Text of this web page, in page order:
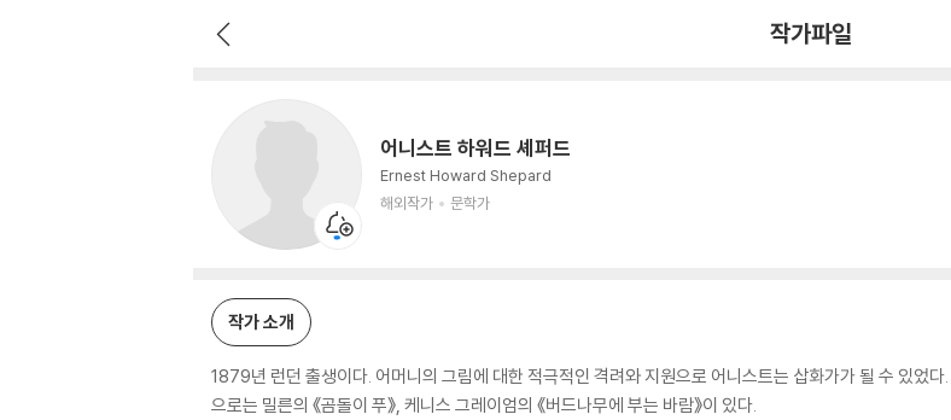
작가파일
어니스트 하워드 셰퍼드
Ernest Howard Shepard
해외작가
문학가
작가 소개
1879년 런던 출생이다. 어머니의 그림에 대한 적극적인 격려와 지원으로 어니스트는 삽화가가 될 수 있었
으로는 밀른의 《곰돌이 푸》, 케니스 그레이엄의 《버드나무에 부는 바람》이 있다.